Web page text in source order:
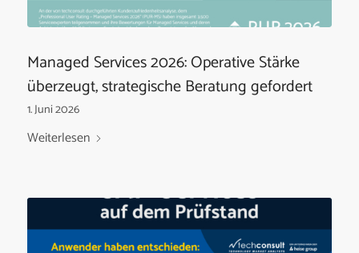
Managed Services 2026: Operative Stärke
überzeugt, strategische Beratung gefordert
1. Juni 2026
Weiterlesen